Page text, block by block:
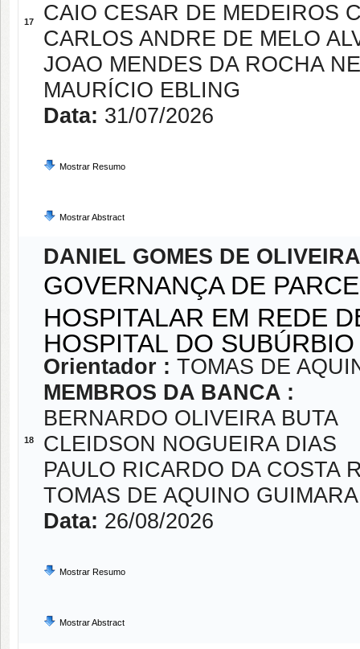
17
CAIO CESAR DE MEDEIROS
CARLOS ANDRE DE MELO
JOAO MENDES DA ROCHA
MAURÍCIO EBLING
Data: 31/07/2026
Mostrar Resumo
Mostrar Abstract
18
DANIEL GOMES DE OLIVEIRA
GOVERNANÇA DE
HOSPITALAR EM REDE
HOSPITAL DO SUBÚRBIO
Orientador : TOMAS DE
MEMBROS DA BANCA :
BERNARDO OLIVEIRA BUTA
CLEIDSON NOGUEIRA DIAS
PAULO RICARDO DA COSTA
TOMAS DE AQUINO
Data: 26/08/2026
Mostrar Resumo
Mostrar Abstract